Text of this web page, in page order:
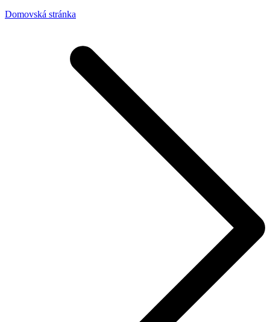
Domovská stránka